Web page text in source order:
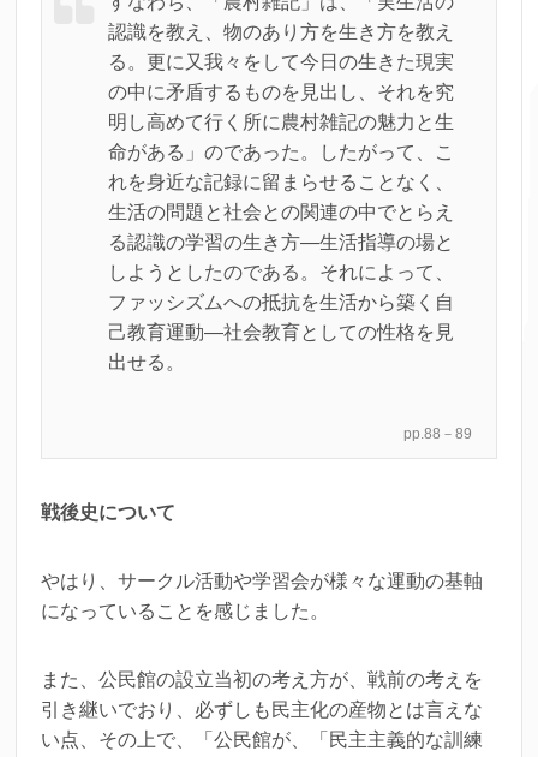
認識を教え、物のあり方を生き方を教え
る。更に又我々をして今日の生きた現実
の中に矛盾するものを見出し、それを究
明し高めて行く所に農村雑記の魅力と生
命がある」のであった。したがって、こ
れを身近な記録に留まらせることなく、
生活の問題と社会との関連の中でとらえ
る認識の学習の生き方―生活指導の場と
しようとしたのである。それによって、
ファッシズムへの抵抗を生活から築く自
己教育運動―社会教育としての性格を見
出せる。
pp.88－89
戦後史について
やはり、サークル活動や学習会が様々な運動の基軸
になっていることを感じました。
また、公民館の設立当初の考え方が、戦前の考えを
引き継いでおり、必ずしも民主化の産物とは言えな
い点、その上で、「公民館が、「民主主義的な訓練